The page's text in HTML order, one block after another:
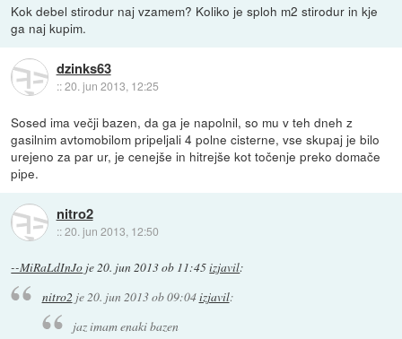
Kok debel stirodur naj vzamem? Koliko je sploh m2 stirodur in kje
ga naj kupim.
dzinks63
::20. jun 2013, 12:25
Sosed ima večji bazen, da ga je napolnil, so mu v teh dneh z
gasilnim avtomobilom pripeljali 4 polne cisterne, vse skupaj je bilo
urejeno za par ur, je cenejše in hitrejše kot točenje preko domače
pipe.
nitro2
::20. jun 2013, 12:50
--MiRaLdInJo je20. jun 2013 ob 11:45izjavil:
nitro2je20. jun 2013 ob 09:04izjavil:
jaz imam enaki bazen